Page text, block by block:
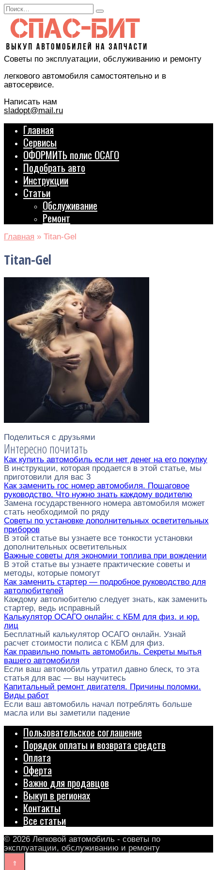
Перейти
к
содержанию
Search
for:
Советы по эксплуатации, обслуживанию и ремонту
легкового автомобиля самостоятельно и в
автосервисе.
Написать нам
sladopt@mail.ru
Главная
Сервисы
ОФОРМИТЬ полис ОСАГО
Подобрать авто
Инструкции
Статьи
Обслуживание
Ремонт
Главная » Titan-Gel
Titan-Gel
Поделиться с друзьями
Интересно почитать
Как купить автомобиль если нет денег на его покупку
В инструкции, которая продается в этой статье, мы
приготовили для вас 3
Как заменить гос номер автомобиля. Пошаговое
руководство. Что нужно знать каждому водителю
Замена государственного номера автомобиля может
стать необходимой по ряду
Советы по установке дополнительных осветительных
приборов
В этой статье вы узнаете все тонкости установки
дополнительных осветительных
Важные советы для экономии топлива при вождении
В этой статье вы узнаете практические советы и
методы, которые помогут
Как заменить стартер — подробное руководство для
автолюбителей
Каждому автолюбителю следует знать, как заменить
стартер, ведь исправный
Калькулятор ОСАГО онлайн: с КБМ для физ. и юр.
лиц
Бесплатный калькулятор ОСАГО онлайн. Узнай
расчет стоимости полиса с КБМ для физ.
Как правильно помыть автомобиль. Секреты мытья
вашего автомобиля
Если ваш автомобиль утратил давно блеск, то эта
статья для вас — вы научитесь
Капитальный ремонт двигателя. Причины поломки.
Виды работ
Если ваш автомобиль начал потреблять больше
масла или вы заметили падение
Пользовательское соглашение
Порядок оплаты и возврата средств
Оплата
Оферта
Важно для продавцов
Выкуп в регионах
Контакты
Все статьи
© 2026 Легковой автомобиль - советы по
эксплуатации, обслуживанию и ремонту